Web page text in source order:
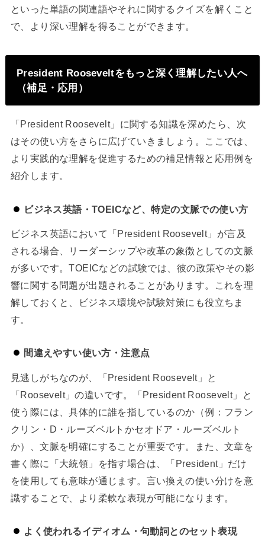
といった単語の関連語やそれに関するクイズを解くこと
で、より深い理解を得ることができます。
President Rooseveltをもっと深く理解したい人へ
（補足・応用）
「President Roosevelt」に関する知識を深めたら、次
はその使い方をさらに広げていきましょう。ここでは、
より実践的な理解を促進するための補足情報と応用例を
紹介します。
ビジネス英語・TOEICなど、特定の文脈での使い方
ビジネス英語において「President Roosevelt」が言及
される場合、リーダーシップや改革の象徴としての文脈
が多いです。TOEICなどの試験では、彼の政策やその影
響に関する問題が出題されることがあります。これを理
解しておくと、ビジネス環境や試験対策にも役立ちま
す。
間違えやすい使い方・注意点
見逃しがちなのが、「President Roosevelt」と
「Roosevelt」の違いです。「President Roosevelt」と
使う際には、具体的に誰を指しているのか（例：フラン
クリン・D・ルーズベルトかセオドア・ルーズベルト
か）、文脈を明確にすることが重要です。また、文章を
書く際に「大統領」を指す場合は、「President」だけ
を使用しても意味が通じます。言い換えの使い分けを意
識することで、より柔軟な表現が可能になります。
よく使われるイディオム・句動詞とのセット表現